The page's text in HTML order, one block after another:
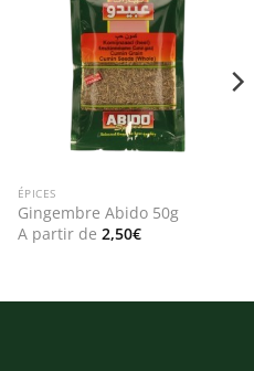
Add to
wishlist
ÉPICES
Gingembre Abido 50g
A partir de 2,50€